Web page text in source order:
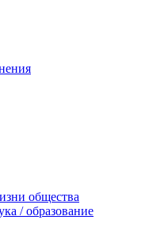
общества
/ образование